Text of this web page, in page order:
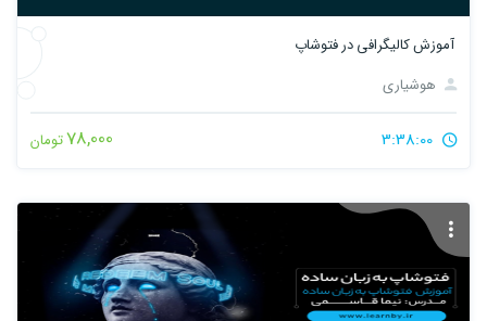
آموزش کالیگرافی در فتوشاپ
هوشیاری
78,000تومان